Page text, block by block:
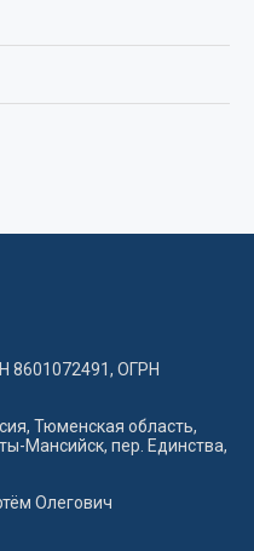
8601072491, ОГРН
Тюменская область,
Мансийск, пер. Единства,
Олегович